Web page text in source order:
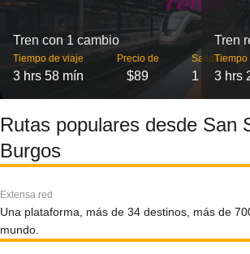
Tren con 1 cambio
Tiempo de viaje
3 hrs 58 mín
Precio de
$89
Salidas
1
Tren
Tiempo
3 hrs
Rutas populares desde San
Burgos
Extensa red
Una plataforma, más de 34 destinos, más de
mundo.